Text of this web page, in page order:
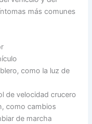
más comunes
como la luz de
de velocidad crucero
como cambios
de marcha